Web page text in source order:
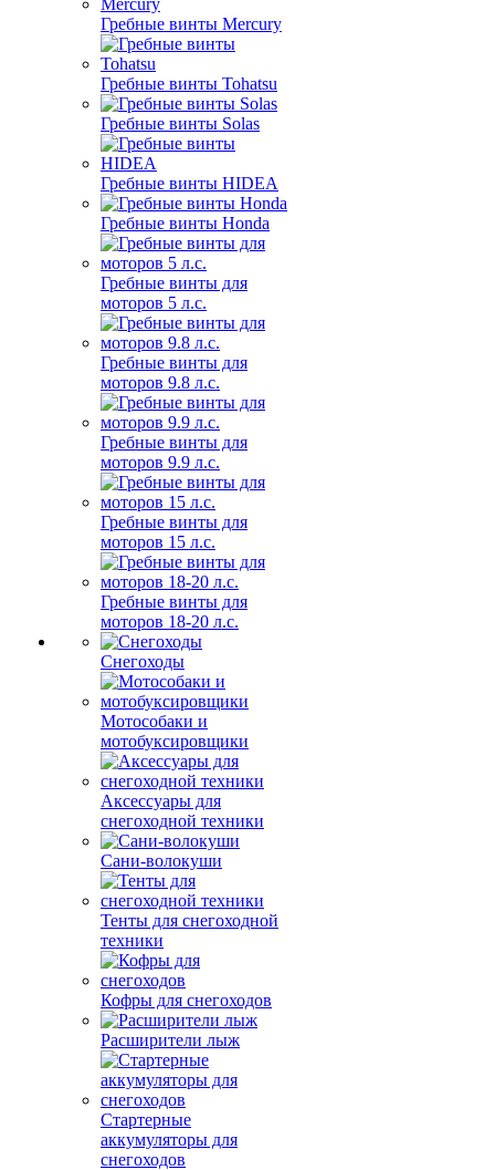
Гребные винты Mercury
Гребные винты Tohatsu
Гребные винты Solas
Гребные винты HIDEA
Гребные винты Honda
Гребные винты для
моторов 5 л.с.
Гребные винты для
моторов 9.8 л.с.
Гребные винты для
моторов 9.9 л.с.
Гребные винты для
моторов 15 л.с.
Гребные винты для
моторов 18-20 л.с.
Снегоходы
Мотособаки и
мотобуксировщики
Аксессуары для
снегоходной техники
Сани-волокуши
Тенты для снегоходной
техники
Кофры для снегоходов
Расширители лыж
Стартерные
аккумуляторы для
снегоходов